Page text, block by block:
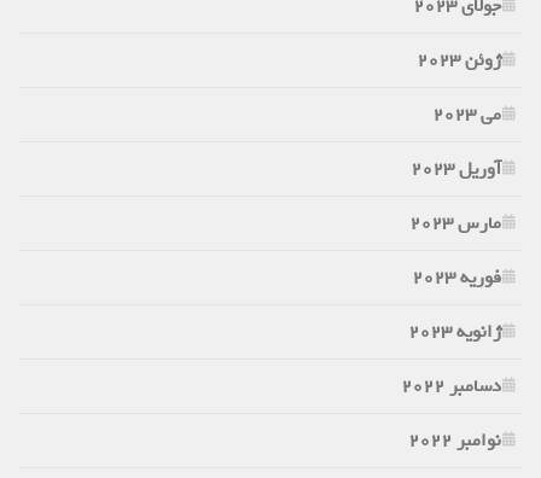
جولای 2023
ژوئن 2023
می 2023
آوریل 2023
مارس 2023
فوریه 2023
ژانویه 2023
دسامبر 2022
نوامبر 2022